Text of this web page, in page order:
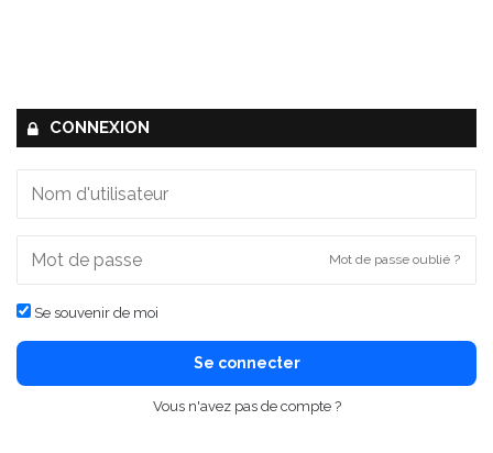
CONNEXION
Mot de passe oublié ?
Se souvenir de moi
Se connecter
Vous n'avez pas de compte ?